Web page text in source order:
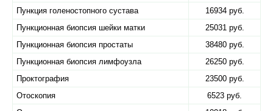
Пункция голеностопного сустава
16934 руб.
Пункционная биопсия шейки матки
25031 руб.
Пункционная биопсия простаты
38480 руб.
Пункционная биопсия лимфоузла
26250 руб.
Проктография
23500 руб.
Отоскопия
6523 руб.